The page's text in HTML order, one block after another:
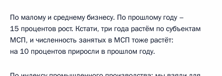
По малому и среднему бизнесу. По прошлому году –
15 процентов рост. Кстати, три года растём по субъектам
МСП, и численность занятых в МСП тоже растёт:
на 10 процентов приросли в прошлом году.